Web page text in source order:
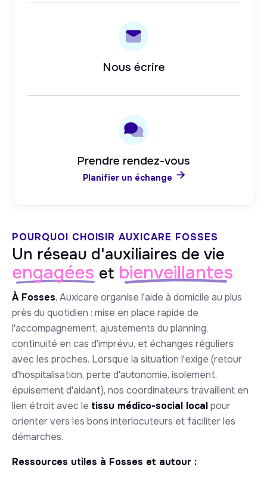
Nous écrire
Prendre rendez-vous
Planifier un échange 
POURQUOI CHOISIR AUXICARE FOSSES
Un réseau d'auxiliaires de vie
engagées et bienveillantes
À Fosses, Auxicare organise l'aide à domicile au plus
près du quotidien : mise en place rapide de
l'accompagnement, ajustements du planning,
continuité en cas d'imprévu, et échanges réguliers
avec les proches. Lorsque la situation l'exige (retour
d'hospitalisation, perte d'autonomie, isolement,
épuisement d'aidant), nos coordinateurs travaillent en
lien étroit avec le tissu médico-social localpour
orienter vers les bons interlocuteurs et faciliter les
démarches.
Ressources utiles à Fosses et autour :